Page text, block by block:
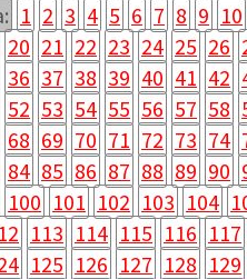
1 2 3 4 5 6 7 8 9 10
20 21 22 23 24 25 26
36 37 38 39 40 41 42
52 53 54 55 56 57 58
68 69 70 71 72 73 74
84 85 86 87 88 89 90
100 101 102 103 104
113 114 115 116 117
125 126 127 128 129